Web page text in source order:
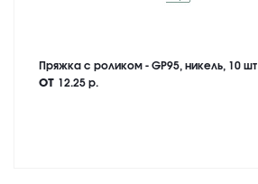
Пряжка с роликом - GP95, никель, 10 шт
от 12.25 р.